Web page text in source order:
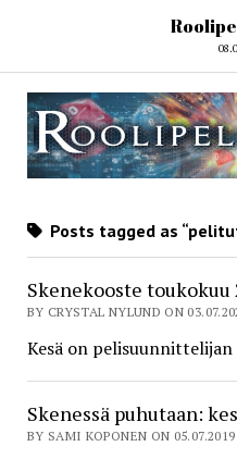
Posts tagged as
Skenekooste toukokuu
BY CRYSTAL NYLUND ON
Kesä on pelisuunnittelijan
Skenessä puhutaan:
BY SAMI KOPONEN ON 05.07.2019